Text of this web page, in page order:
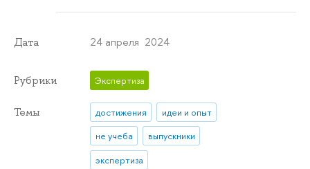
Дата 24 апреля 2024
Рубрики Экспертиза
Темы достижения
идеи и опыт
не учеба
выпускники
экспертиза